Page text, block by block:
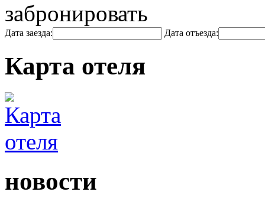
забронировать
Дата заезда: Дата отъезда:
Карта отеля
новости